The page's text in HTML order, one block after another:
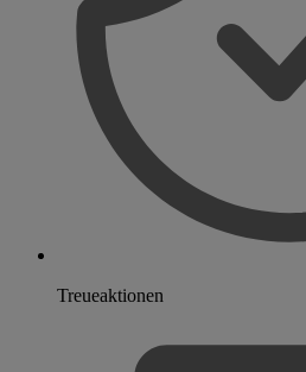
Treueaktionen